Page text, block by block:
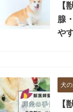
【
腺
や
犬
【